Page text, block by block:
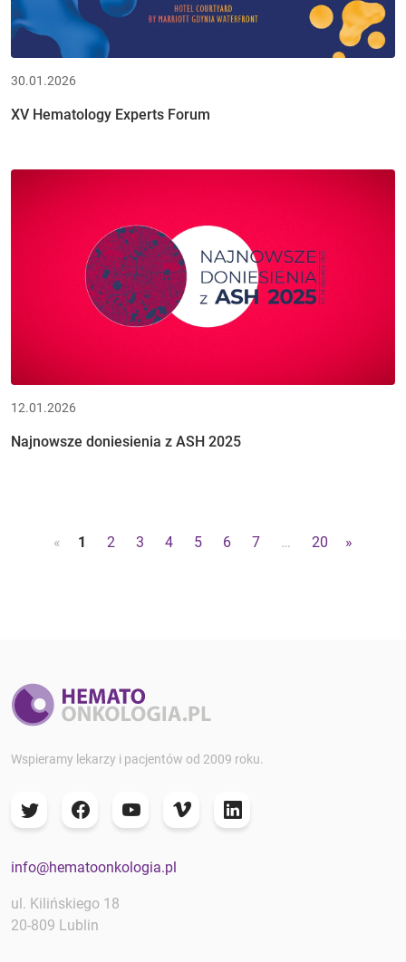
30.01.2026
XV Hematology Experts Forum
12.01.2026
Najnowsze doniesienia z ASH 2025
« 1 2 3 4 5 6 7 … 20 »
Wspieramy lekarzy i pacjentów od 2009 roku.
info@hematoonkologia.pl
ul. Kilińskiego 18
20-809 Lublin